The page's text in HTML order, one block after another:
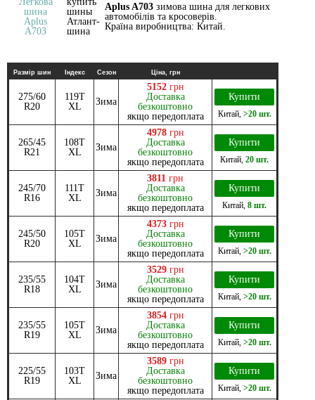
Aplus A703 зимова шина для легкових
автомобілів та кросоверів.
Країна виробництва: Китай.
Размір шин Індекс Сезон Ціна, грн
275/60
R20
119T
XL
Зима
5152 грн
Доставка
безкоштовно
якщо передоплата
Купити
Китай, >20 шт.
265/45
R21
108T
XL
Зима
4978 грн
Доставка
безкоштовно
якщо передоплата
Купити
Китай 20 шт.
245/70
R16
111T
XL
Зима
3811 грн
Доставка
безкоштовно
якщо передоплата
Купити
Китай 8 шт.
245/50
R20
105T
XL
Зима
4373 грн
Доставка
безкоштовно
якщо передоплата
Купити
Китай, >20 шт.
235/55
R18
104T
XL
Зима
3529 грн
Доставка
безкоштовно
якщо передоплата
Купити
Китай, >20 шт.
235/55
R19
105T
XL
Зима
3854 грн
Доставка
безкоштовно
якщо передоплата
Купити
Китай, >20 шт.
225/55
R19
103T
XL
Зима
3589 грн
Доставка
безкоштовно
якщо передоплата
Купити
Китай, >20 шт.